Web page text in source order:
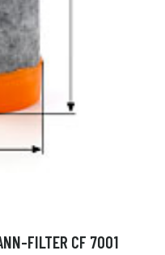
FILTER CF 7001